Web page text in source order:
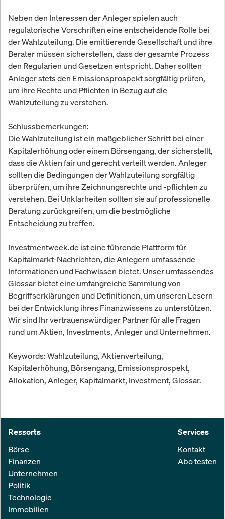
Neben den Interessen der Anleger spielen auch
regulatorische Vorschriften eine entscheidende Rolle bei
der Wahlzuteilung. Die emittierende Gesellschaft und ihre
Berater müssen sicherstellen, dass der gesamte Prozess
den Regularien und Gesetzen entspricht. Daher sollten
Anleger stets den Emissionsprospekt sorgfältig prüfen,
um ihre Rechte und Pflichten in Bezug auf die
Wahlzuteilung zu verstehen.
Schlussbemerkungen:
Die Wahlzuteilung ist ein maßgeblicher Schritt bei einer
Kapitalerhöhung oder einem Börsengang, der sicherstellt,
dass die Aktien fair und gerecht verteilt werden. Anleger
sollten die Bedingungen der Wahlzuteilung sorgfältig
überprüfen, um ihre Zeichnungsrechte und -pflichten zu
verstehen. Bei Unklarheiten sollten sie auf professionelle
Beratung zurückgreifen, um die bestmögliche
Entscheidung zu treffen.
Investmentweek.de ist eine führende Plattform für
Kapitalmarkt-Nachrichten, die Anlegern umfassende
Informationen und Fachwissen bietet. Unser umfassendes
Glossar bietet eine umfangreiche Sammlung von
Begriffserklärungen und Definitionen, um unseren Lesern
bei der Entwicklung ihres Finanzwissens zu unterstützen.
Wir sind Ihr vertrauenswürdiger Partner für alle Fragen
rund um Aktien, Investments, Anleger und Unternehmen.
Keywords: Wahlzuteilung, Aktienverteilung,
Kapitalerhöhung, Börsengang, Emissionsprospekt,
Allokation, Anleger, Kapitalmarkt, Investment, Glossar.
Ressorts
Börse
Finanzen
Unternehmen
Politik
Technologie
Immobilien
Services
Kontakt
Abo testen